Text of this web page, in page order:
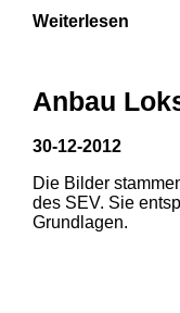
1
Weiterlesen
Anbau
30-12-2012
Die Bilder
des SEV. Sie
Grundlagen.